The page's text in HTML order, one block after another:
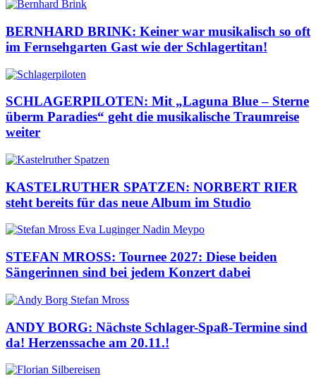
BERNHARD BRINK: Keiner war musikalisch so oft
im Fernsehgarten Gast wie der Schlagertitan!
SCHLAGERPILOTEN: Mit „Laguna Blue – Sterne
überm Paradies“ geht die musikalische Traumreise
weiter
KASTELRUTHER SPATZEN: NORBERT RIER
steht bereits für das neue Album im Studio
STEFAN MROSS: Tournee 2027: Diese beiden
Sängerinnen sind bei jedem Konzert dabei
ANDY BORG: Nächste Schlager-Spaß-Termine sind
da! Herzenssache am 20.11.!